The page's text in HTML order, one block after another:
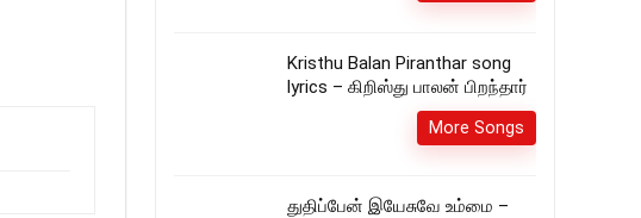
Kristhu Balan Piranthar song
lyrics – கிறிஸ்து பாலன் பிறந்தார்
More Songs
துதிப்பேன் இயேசுவே உம்மை –